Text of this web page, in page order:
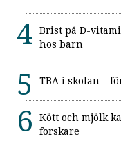
Brist på D-
hos barn
TBA i skolan –
Kött och mjölk
forskare